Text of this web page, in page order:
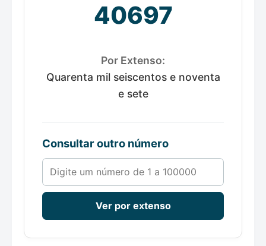
40697
Por Extenso:
Quarenta mil seiscentos e noventa
e sete
Consultar outro número
Número de 1 a 100000
Ver por extenso